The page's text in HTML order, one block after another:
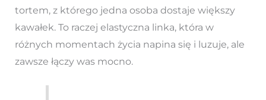
tortem, z którego jedna osoba dostaje większy
kawałek. To raczej elastyczna linka, która w
różnych momentach życia napina się i luzuje, ale
zawsze łączy was mocno.